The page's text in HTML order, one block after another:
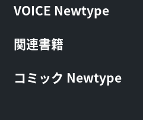
VOICE Newtype
関連書籍
コミック Newtype